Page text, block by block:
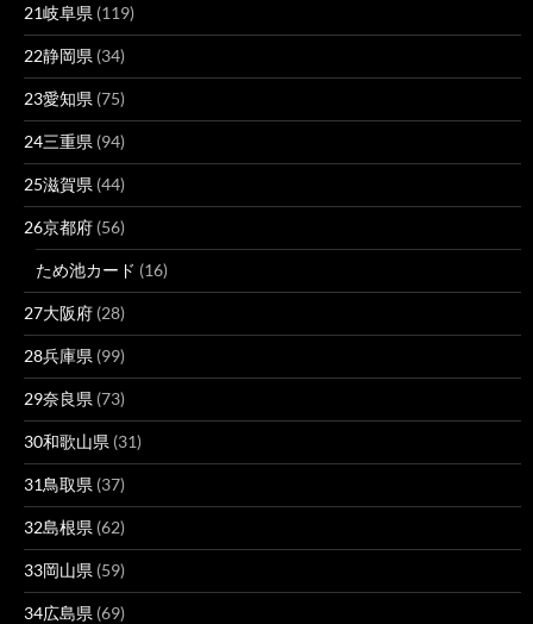
21岐阜県 (119)
22静岡県 (34)
23愛知県 (75)
24三重県 (94)
25滋賀県 (44)
26京都府 (56)
ため池カード (16)
27大阪府 (28)
28兵庫県 (99)
29奈良県 (73)
30和歌山県 (31)
31鳥取県 (37)
32島根県 (62)
33岡山県 (59)
34広島県 (69)